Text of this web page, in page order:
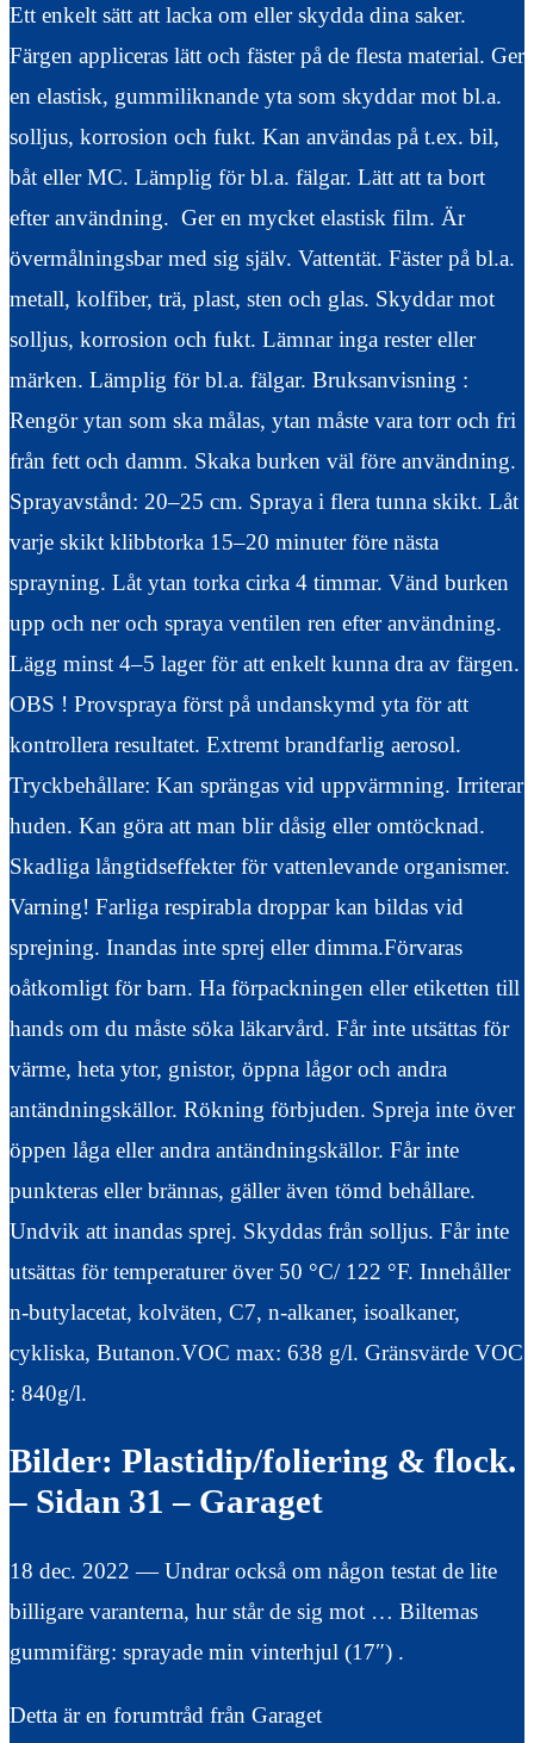
Ett enkelt sätt att lacka om eller skydda dina saker.
Färgen appliceras lätt och fäster på de flesta material. Ger
en elastisk, gummiliknande yta som skyddar mot bl.a.
solljus, korrosion och fukt. Kan användas på t.ex. bil,
båt eller MC. Lämplig för bl.a. fälgar. Lätt att ta bort
efter användning. Ger en mycket elastisk film. Är
övermålningsbar med sig själv. Vattentät. Fäster på bl.a.
metall, kolfiber, trä, plast, sten och glas. Skyddar mot
solljus, korrosion och fukt. Lämnar inga rester eller
märken. Lämplig för bl.a. fälgar. Bruksanvisning :
Rengör ytan som ska målas, ytan måste vara torr och fri
från fett och damm. Skaka burken väl före användning.
Sprayavstånd: 20–25 cm. Spraya i flera tunna skikt. Låt
varje skikt klibbtorka 15–20 minuter före nästa
sprayning. Låt ytan torka cirka 4 timmar. Vänd burken
upp och ner och spraya ventilen ren efter användning.
Lägg minst 4–5 lager för att enkelt kunna dra av färgen.
OBS ! Provspraya först på undanskymd yta för att
kontrollera resultatet. Extremt brandfarlig aerosol.
Tryckbehållare: Kan sprängas vid uppvärmning. Irriterar
huden. Kan göra att man blir dåsig eller omtöcknad.
Skadliga långtidseffekter för vattenlevande organismer.
Varning! Farliga respirabla droppar kan bildas vid
sprejning. Inandas inte sprej eller dimma.Förvaras
oåtkomligt för barn. Ha förpackningen eller etiketten till
hands om du måste söka läkarvård. Får inte utsättas för
värme, heta ytor, gnistor, öppna lågor och andra
antändningskällor. Rökning förbjuden. Spreja inte över
öppen låga eller andra antändningskällor. Får inte
punkteras eller brännas, gäller även tömd behållare.
Undvik att inandas sprej. Skyddas från solljus. Får inte
utsättas för temperaturer över 50 °C/ 122 °F. Innehåller
n-butylacetat, kolväten, C7, n-alkaner, isoalkaner,
cykliska, Butanon.VOC max: 638 g/l. Gränsvärde VOC
: 840g/l.
Bilder: Plastidip/foliering & flock.
– Sidan 31 – Garaget
18 dec. 2022 — Undrar också om någon testat de lite
billigare varanterna, hur står de sig mot … Biltemas
gummifärg: sprayade min vinterhjul (17″) .
Detta är en forumtråd från Garaget